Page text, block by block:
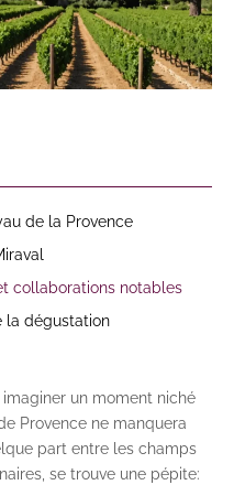
de la Provence
collaborations notables
la dégustation
un moment niché
Provence ne manquera
part entre les champs
se trouve une pépite: